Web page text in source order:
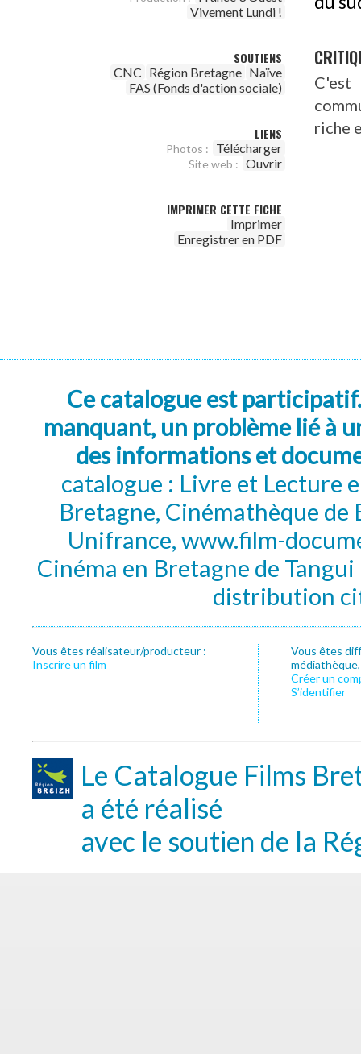
Vivement Lundi !
SOUTIENS
CNC Région Bretagne Naïve
FAS (Fonds d'action sociale)
LIENS
Photos : Télécharger
Site web : Ouvrir
IMPRIMER CETTE FICHE
Imprimer
Enregistrer en PDF
riche
Ce catalogue est
manquant, un problème lié à
des informations et
catalogue : Livre et Lecture
Bretagne, Cinémathèque de
Unifrance, www.film-
Cinéma en Bretagne de
distribution
Vous êtes réalisateur/producteur :
Inscrire un film
Vous êtes
Créer un
S’identifier
Le Catalogue Films
a été réalisé
avec le soutien de la